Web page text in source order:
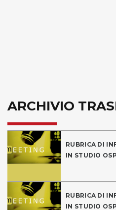
ARCHIVIO
RUBRICA DI
IN STUDIO
RUBRICA DI
IN STUDIO